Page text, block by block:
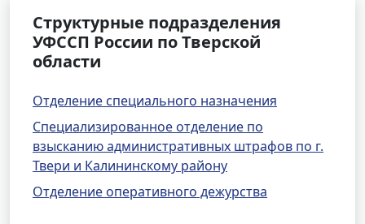
Структурные подразделения
УФССП России по Тверской
области
Отделение специального назначения
Специализированное отделение по
взысканию административных штрафов по г.
Твери и Калининскому району
Отделение оперативного дежурства